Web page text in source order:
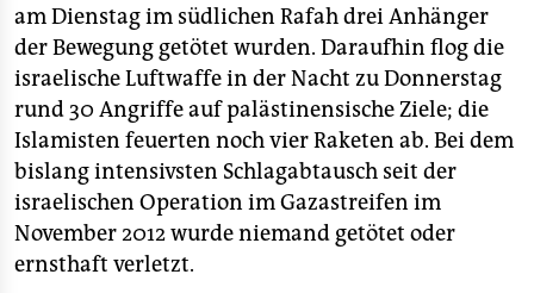
fragen & hilfe
unterstützen
abo
genossenschaft
epaper login
am Dienstag im südlichen Rafah drei Anhänger
der Bewegung getötet wurden. Daraufhin flog die
israelische Luftwaffe in der Nacht zu Donnerstag
rund 30 Angriffe auf palästinensische Ziele; die
Islamisten feuerten noch vier Raketen ab. Bei dem
bislang intensivsten Schlagabtausch seit der
israelischen Operation im Gazastreifen im
November 2012 wurde niemand getötet oder
ernsthaft verletzt.